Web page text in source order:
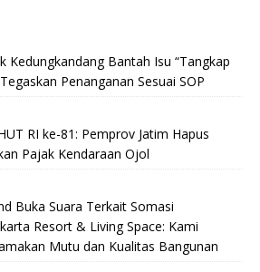
Kedungkandang Bantah Isu “Tangkap
Penanganan Sesuai SOP
RI ke-81: Pemprov Jatim Hapus
Pajak Kendaraan Ojol
Buka Suara Terkait Somasi
Resort & Living Space: Kami
Mutu dan Kualitas Bangunan